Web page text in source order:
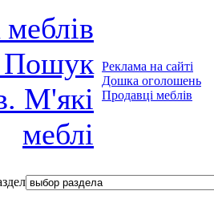
Реклама на сайті
Дошка оголошень
Продавці меблів